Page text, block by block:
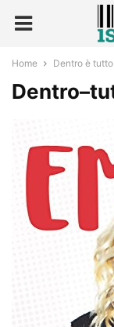
Home Dentro è